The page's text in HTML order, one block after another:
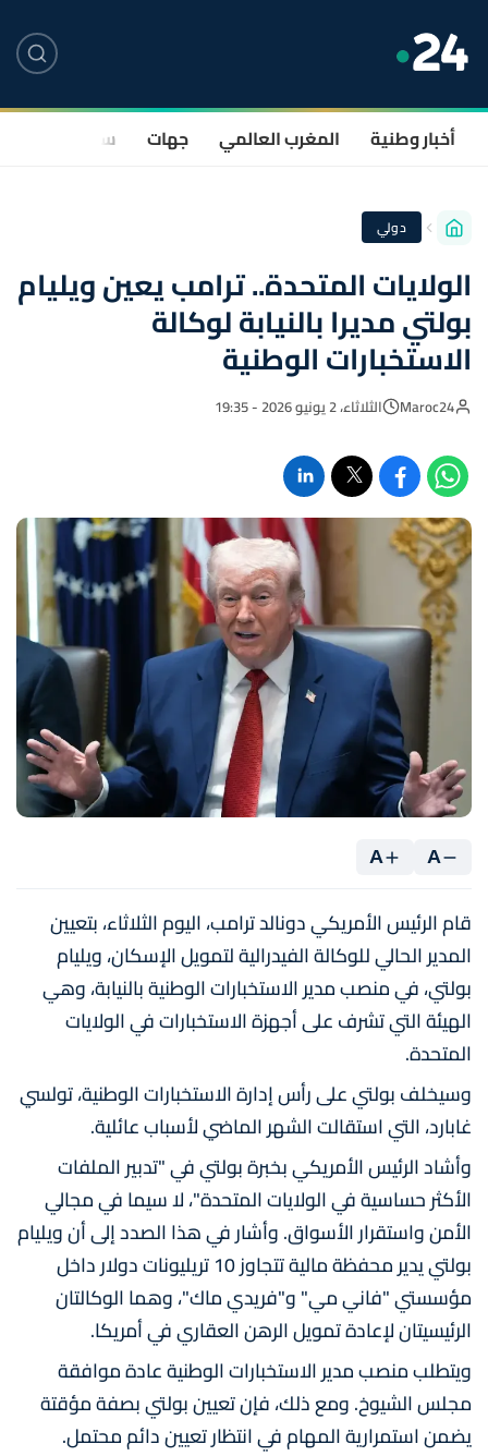
أخبار وطنية المغرب العالمي جهات سياسة
دولي
الولايات المتحدة.. ترامب يعين ويليام
بولتي مديرا بالنيابة لوكالة
الاستخبارات الوطنية
Maroc24 الثلاثاء، 2 يونيو 2026 - 19:35
A
A
قام الرئيس الأمريكي دونالد ترامب، اليوم الثلاثاء، بتعيين
المدير الحالي للوكالة الفيدرالية لتمويل الإسكان، ويليام
بولتي، في منصب مدير الاستخبارات الوطنية بالنيابة، وهي
الهيئة التي تشرف على أجهزة الاستخبارات في الولايات
المتحدة.
وسيخلف بولتي على رأس إدارة الاستخبارات الوطنية، تولسي
غابارد، التي استقالت الشهر الماضي لأسباب عائلية.
وأشاد الرئيس الأمريكي بخبرة بولتي في "تدبير الملفات
الأكثر حساسية في الولايات المتحدة"، لا سيما في مجالي
الأمن واستقرار الأسواق. وأشار في هذا الصدد إلى أن ويليام
بولتي يدير محفظة مالية تتجاوز 10 تريليونات دولار داخل
مؤسستي "فاني مي" و"فريدي ماك"، وهما الوكالتان
الرئيسيتان لإعادة تمويل الرهن العقاري في أمريكا.
ويتطلب منصب مدير الاستخبارات الوطنية عادة موافقة
مجلس الشيوخ. ومع ذلك، فإن تعيين بولتي بصفة مؤقتة
يضمن استمرارية المهام في انتظار تعيين دائم محتمل.